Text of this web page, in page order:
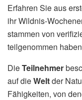
Erfahren Sie aus
ihr Wildnis-
stammen von
teilgenommen
DieTeilnehmer
auf dieWeltder
Fähigkeiten, von